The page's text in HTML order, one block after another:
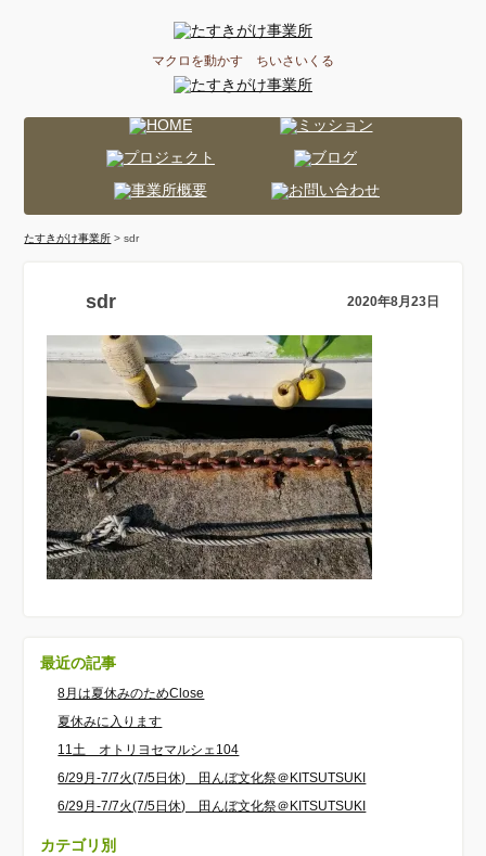
マクロを動かす ちいさいくる
たすきがけ事業所 > sdr
sdr 2020年8月23日
最近の記事
8月は夏休みのためClose
夏休みに入ります
11土 オトリヨセマルシェ104
6/29月-7/7火(7/5日休) 田んぼ文化祭＠KITSUTSUKI
6/29月-7/7火(7/5日休) 田んぼ文化祭＠KITSUTSUKI
カテゴリ別